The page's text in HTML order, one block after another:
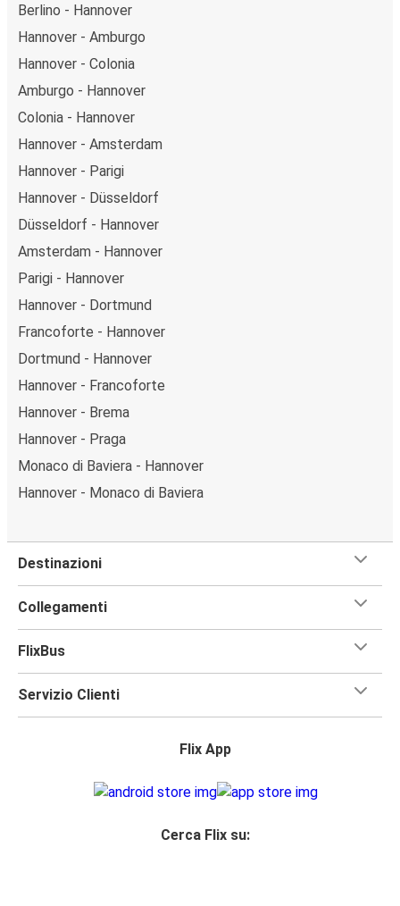
Berlino - Hannover
Hannover - Amburgo
Hannover - Colonia
Amburgo - Hannover
Colonia - Hannover
Hannover - Amsterdam
Hannover - Parigi
Hannover - Düsseldorf
Düsseldorf - Hannover
Amsterdam - Hannover
Parigi - Hannover
Hannover - Dortmund
Francoforte - Hannover
Dortmund - Hannover
Hannover - Francoforte
Hannover - Brema
Hannover - Praga
Monaco di Baviera - Hannover
Hannover - Monaco di Baviera
Destinazioni
Collegamenti
FlixBus
Servizio Clienti
Flix App
Cerca Flix su: